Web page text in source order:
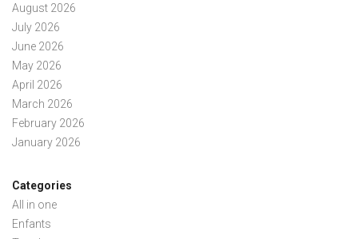
August 2026
July 2026
June 2026
May 2026
April 2026
March 2026
February 2026
January 2026
Categories
All in one
Enfants